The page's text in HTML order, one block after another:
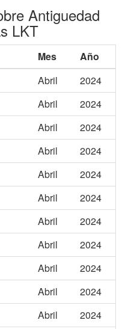
Antiguedad
LKT
Mes
Año
Abril
2024
Abril
2024
Abril
2024
Abril
2024
Abril
2024
Abril
2024
Abril
2024
Abril
2024
Abril
2024
Abril
2024
Abril
2024